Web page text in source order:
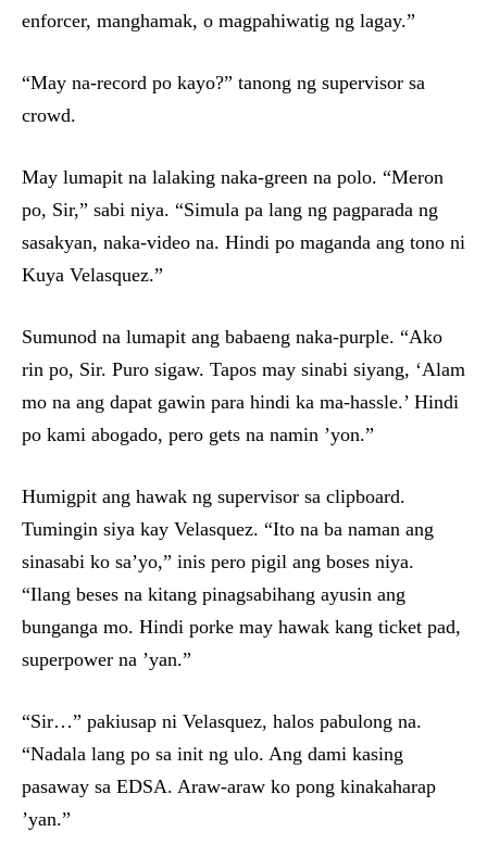
enforcer, manghamak, o magpahiwatig ng lagay.”
“May na-record po kayo?” tanong ng supervisor sa
crowd.
May lumapit na lalaking naka-green na polo. “Meron
po, Sir,” sabi niya. “Simula pa lang ng pagparada ng
sasakyan, naka-video na. Hindi po maganda ang tono ni
Kuya Velasquez.”
Sumunod na lumapit ang babaeng naka-purple. “Ako
rin po, Sir. Puro sigaw. Tapos may sinabi siyang, ‘Alam
mo na ang dapat gawin para hindi ka ma-hassle.’ Hindi
po kami abogado, pero gets na namin ’yon.”
Humigpit ang hawak ng supervisor sa clipboard.
Tumingin siya kay Velasquez. “Ito na ba naman ang
sinasabi ko sa’yo,” inis pero pigil ang boses niya.
“Ilang beses na kitang pinagsabihang ayusin ang
bunganga mo. Hindi porke may hawak kang ticket pad,
superpower na ’yan.”
“Sir…” pakiusap ni Velasquez, halos pabulong na.
“Nadala lang po sa init ng ulo. Ang dami kasing
pasaway sa EDSA. Araw-araw ko pong kinakaharap
’yan.”